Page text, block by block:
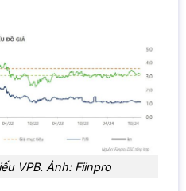
VPB. Ảnh: Fiinpro